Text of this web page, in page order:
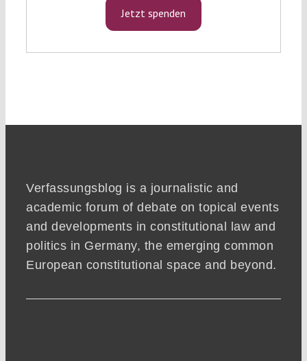
Jetzt spenden
Verfassungsblog is a journalistic and
academic forum of debate on topical events
and developments in constitutional law and
politics in Germany, the emerging common
European constitutional space and beyond.